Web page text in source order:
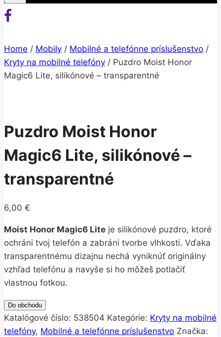
Home / Mobily / Mobilné a telefónne príslušenstvo /
Kryty na mobilné telefóny / Puzdro Moist Honor
Magic6 Lite, silikónové – transparentné
Puzdro Moist Honor
Magic6 Lite, silikónové –
transparentné
6,00 €
Moist Honor Magic6 Lite je silikónové puzdro, ktoré
ochráni tvoj telefón a zabráni tvorbe vlhkosti. Vďaka
transparentnému dizajnu nechá vyniknúť originálny
vzhľad telefónu a navyše si ho môžeš potlačiť
vlastnou fotkou.
Do obchodu
Katalógové číslo: 538504 Kategórie: Kryty na mobilné
telefóny, Mobilné a telefónne príslušenstvo Značka: